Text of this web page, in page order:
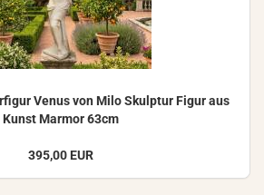
Venus von Milo Skulp­tur Figur aus
Kunst Mar­mor 63cm
395,00 EUR